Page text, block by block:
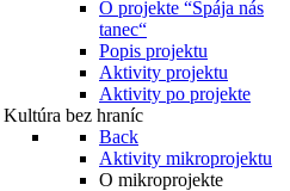
O projekte “Spája nás
tanec“
Popis projektu
Aktivity projektu
Aktivity po projekte
Kultúra bez hraníc
Back
Aktivity mikroprojektu
O mikroprojekte